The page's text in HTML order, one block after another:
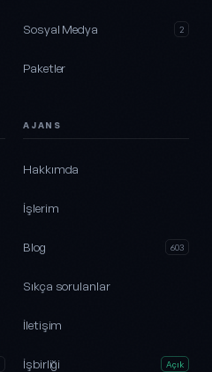
Sosyal Medya 2
Paketler
AJANS
Hakkımda
İşlerim
Blog 603
Sıkça sorulanlar
İletişim
İşbirliği Açık